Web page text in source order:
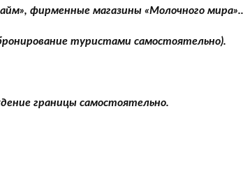
фирменные магазины «Молочного
туристами самостоятельно).
границы самостоятельно.